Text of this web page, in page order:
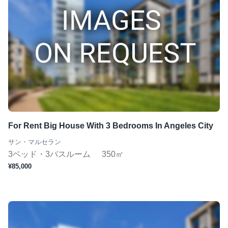
For Rent Big House With 3 Bedrooms In Angeles City
サン・マルセラン
3ベッド・3バスルーム 350㎡
¥85,000